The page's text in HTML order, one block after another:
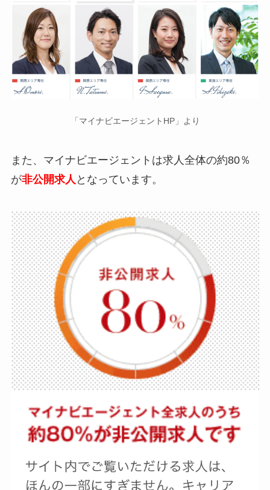
「マイナビエージェントHP」より
また、マイナビエージェントは求人全体の約80％
が非公開求人 となっています。